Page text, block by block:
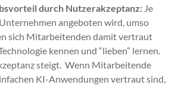
durch Nutzer­akzep­tanz: Je
ange­boten wird, umso
sich Mitar­bei­t­en­den damit ver­traut
ken­nen und “lieben” ler­nen.
steigt. Wenn Mitar­bei­t­ende
KI-Anwen­dun­gen ver­traut sind,